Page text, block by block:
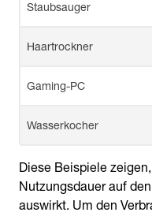
Staubsauger
Haartrockner
Gaming-PC
Wasserkocher
Diese Beispiele
Nutzungsdauer auf
auswirkt. Um den